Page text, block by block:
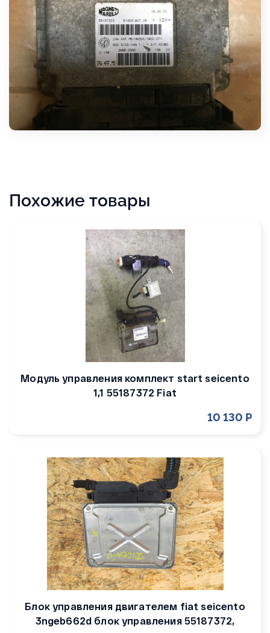
Похожие товары
Модуль управления комплект start seicento
1,1 55187372 Fiat
10 130 Р
Блок управления двигателем fiat seicento
3ngeb662d блок управления 55187372,